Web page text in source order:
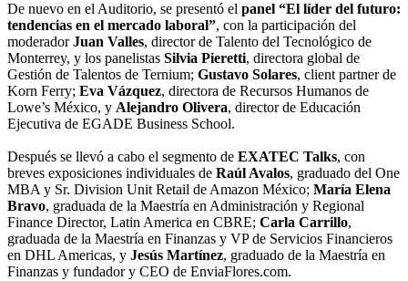
De nuevo en el Auditorio, se presentó el panel “El líder del futuro:
tendencias en el mercado laboral”, con la participación del
moderadorJuan Valles, director de Talento del Tecnológico de
Monterrey, y los panelistas Silvia Pieretti, directora global de
Gestión de Talentos de Ternium; Gustavo Solares, client partner de
Korn Ferry; Eva Vázquez, directora de Recursos Humanos de
Lowe’s México, y Alejandro Olivera, director de Educación
Ejecutiva de EGADE Business School.
Después se llevó a cabo el segmento de EXATEC Talks, con
breves exposiciones individuales de Raúl Avalos, graduado del One
MBA y Sr. Division Unit Retail de Amazon México; María Elena
Bravo, graduada de la Maestría en Administración y Regional
Finance Director, Latin America en CBRE; Carla Carrillo,
graduada de la Maestría en Finanzas y VP de Servicios Financieros
en DHL Americas, y Jesús Martínez, graduado de la Maestría en
Finanzas y fundador y CEO de EnviaFlores.com.